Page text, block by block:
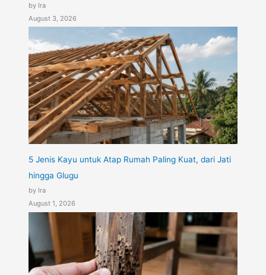
by Ira
August 3, 2026
5 Jenis Kayu untuk Atap Rumah Paling Kuat, dari Jati
hingga Glugu
by Ira
August 1, 2026